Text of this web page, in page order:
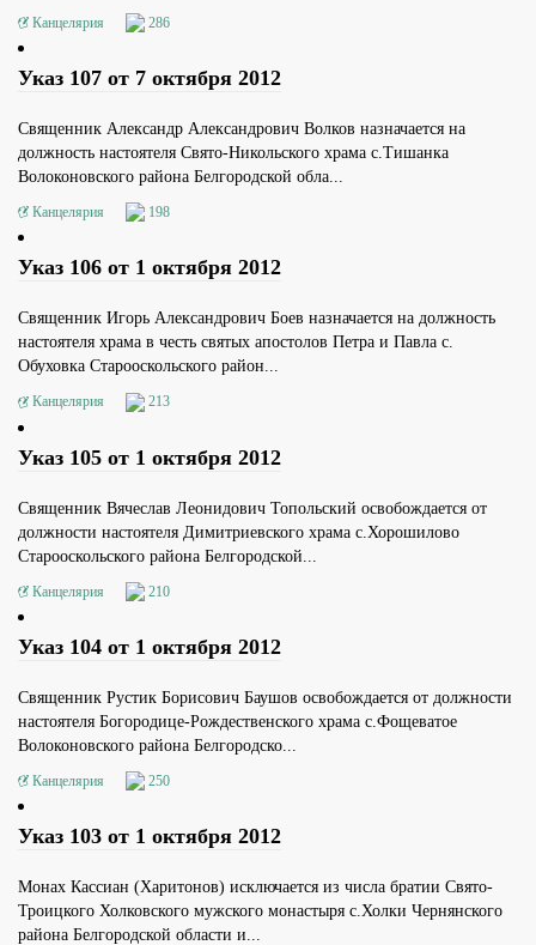
Канцелярия 286
Указ 107 от 7 октября 2012
Священник Александр Александрович Волков назначается на
должность настоятеля Свято-Никольского храма с.Тишанка
Волоконовского района Белгородской обла...
Канцелярия 198
Указ 106 от 1 октября 2012
Священник Игорь Александрович Боев назначается на должность
настоятеля храма в честь святых апостолов Петра и Павла с.
Обуховка Старооскольского район...
Канцелярия 213
Указ 105 от 1 октября 2012
Священник Вячеслав Леонидович Топольский освобождается от
должности настоятеля Димитриевского храма с.Хорошилово
Старооскольского района Белгородской...
Канцелярия 210
Указ 104 от 1 октября 2012
Священник Рустик Борисович Баушов освобождается от должности
настоятеля Богородице-Рождественского храма с.Фощеватое
Волоконовского района Белгородско...
Канцелярия 250
Указ 103 от 1 октября 2012
Монах Кассиан (Харитонов) исключается из числа братии Свято-
Троицкого Холковского мужского монастыря с.Холки Чернянского
района Белгородской области и...